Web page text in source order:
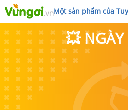
Một sản phẩm của
💥 NGÀY